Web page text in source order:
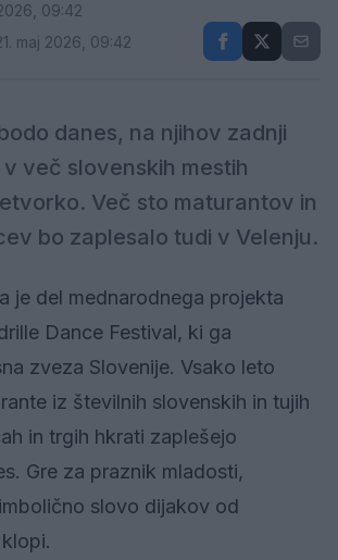
09:42
maj 2026, 09:42
danes, na njihov zadnji
več slovenskih mestih
Več sto maturantov in
bo zaplesalo tudi v Velenju.
je del mednarodnega projekta
Dance Festival, ki ga
zveza Slovenije. Vsako leto
iz številnih slovenskih in tujih
in trgih hkrati zaplešejo
Gre za praznik mladosti,
slovo dijakov od